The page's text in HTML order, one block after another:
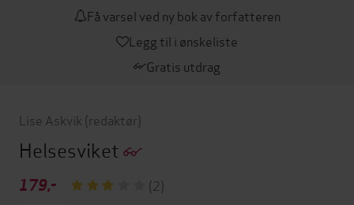
Få varsel ved ny bok av forfatteren
Legg til i ønskeliste
Gratis utdrag
Lise Askvik (redaktør)
Helsesviket
179,- (2)